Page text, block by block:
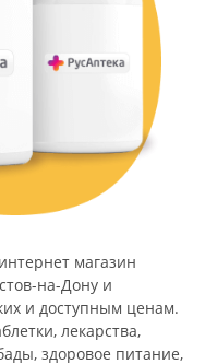
магазин
на-Дону и
и доступным ценам.
лекарства,
здоровое питание,